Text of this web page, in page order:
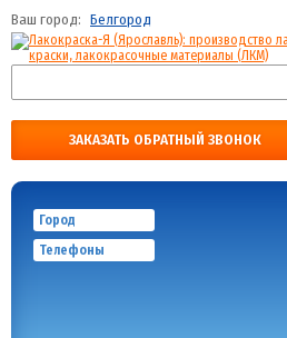
Ваш город: Белгород
ЗАКАЗАТЬ ОБРАТНЫЙ ЗВОНОК
Город
Телефоны